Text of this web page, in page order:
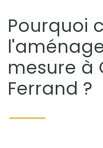
Pourquoi
mesure à
Ferrand ?